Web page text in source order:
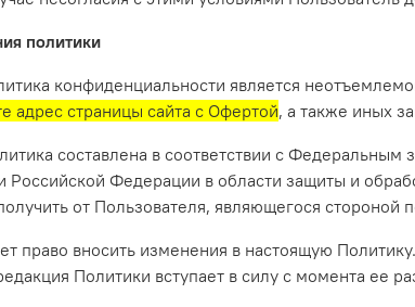
политики
конфиденциальности является
адрес страницы сайта с Офертой, а также иных
составлена в соответствии с
Российской Федерации в области защиты и
от Пользователя, являющегося стороной
право вносить изменения в настоящую
Политики вступает в силу с момента ее